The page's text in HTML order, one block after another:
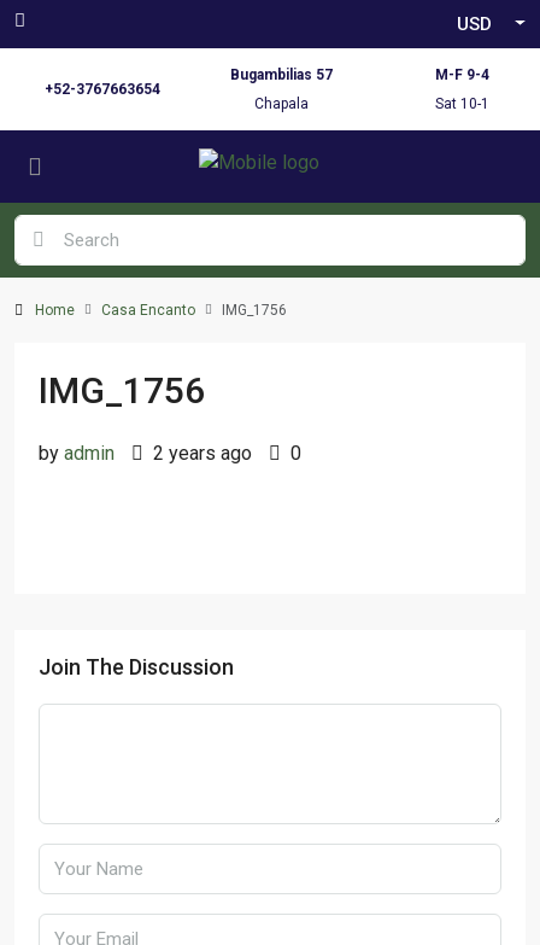
USD
+52-3767663654
Bugambilias 57
Chapala
M-F 9-4
Sat 10-1
Home Casa Encanto IMG_1756
IMG_1756
by admin 2 years ago 0
Join The Discussion